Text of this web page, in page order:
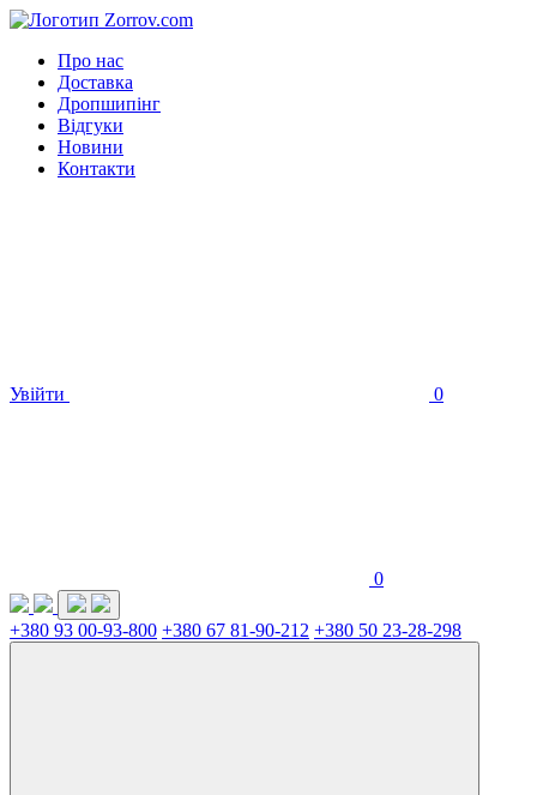
Про нас
Доставка
Дропшипінг
Відгуки
Новини
Контакти
Увійти 0
0
+380 93 00-93-800 +380 67 81-90-212 +380 50 23-28-298